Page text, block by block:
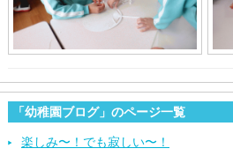
「幼稚園ブログ」のページ一覧
楽しみ〜！でも寂しい〜！